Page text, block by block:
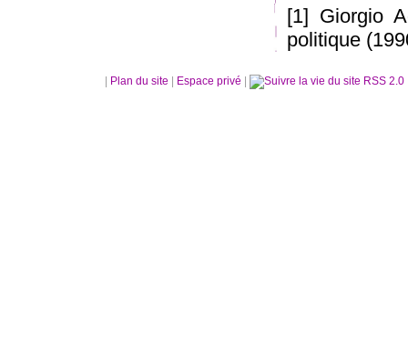
[1] Giorgio
politique
Plan du site Espace privé RSS 2.0